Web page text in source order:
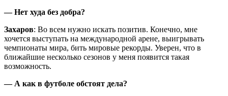
— Нет худа без добра?
Захаров: Во всем нужно искать позитив. Конечно, мне
хочется выступать на международной арене, выигрывать
чемпионаты мира, бить мировые рекорды. Уверен, что в
ближайшие несколько сезонов у меня появится такая
возможность.
— А как в футболе обстоят дела?